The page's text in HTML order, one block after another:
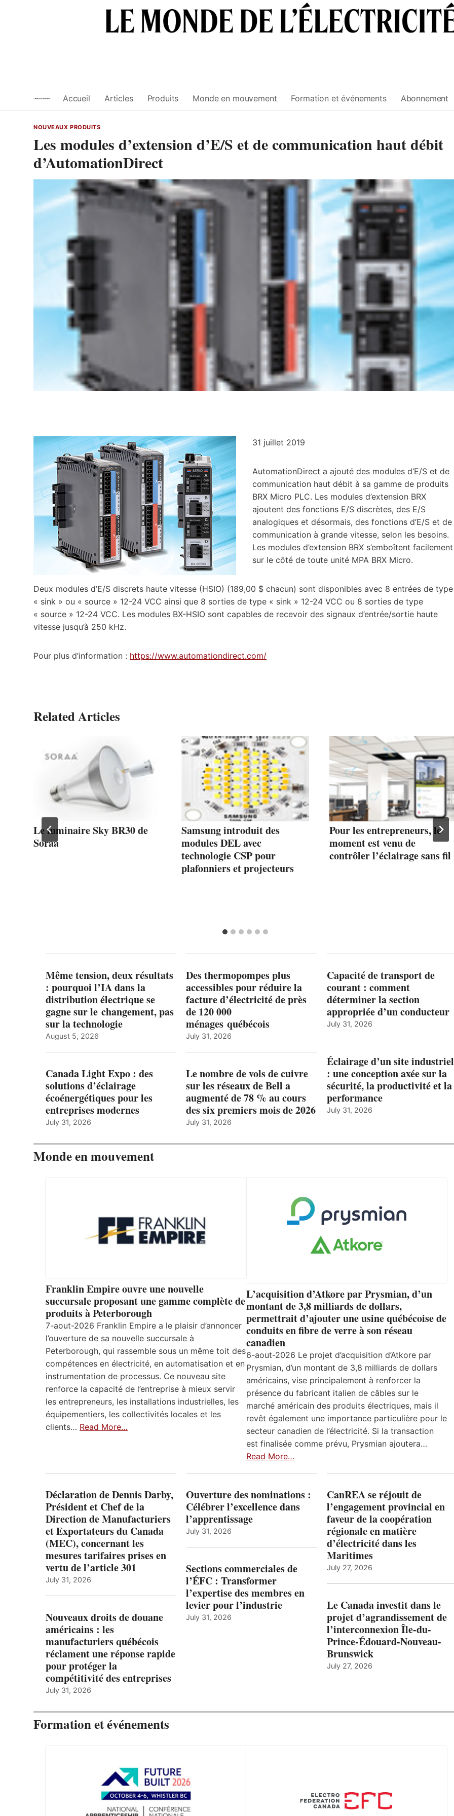
Accueil Articles Produits Monde en mouvement Formation et événements Abonnement
NOUVEAUX PRODUITS
Les modules d’extension d’E/S et de communication haut débit
d’AutomationDirect
31 juillet 2019
AutomationDirect a ajouté des modules d’E/S et de
communication haut débit à sa gamme de produits
BRX Micro PLC. Les modules d’extension BRX
ajoutent des fonctions E/S discrètes, des E/S
analogiques et désormais, des fonctions d’E/S et de
communication à grande vitesse, selon les besoins.
Les modules d’extension BRX s’emboîtent facilement
sur le côté de toute unité MPA BRX Micro.
Deux modules d’E/S discrets haute vitesse (HSIO) (189,00 $ chacun) sont disponibles avec 8 entrées de type
« sink » ou « source » 12-24 VCC ainsi que 8 sorties de type « sink » 12-24 VCC ou 8 sorties de type
« source » 12-24 VCC. Les modules BX-HSIO sont capables de recevoir des signaux d’entrée/sortie haute
vitesse jusqu’à 250 kHz.
Pour plus d’information : https://www.automationdirect.com/
Related Articles
Le luminaire Sky BR30 de
Soraa
Samsung introduit des
modules DEL avec
technologie CSP pour
plafonniers et projecteurs
Pour les entrepreneurs, le
moment est venu de
contrôler l’éclairage sans fil
Même tension, deux résultats
: pourquoi l’IA dans la
distribution électrique se
gagne sur le changement, pas
sur la technologie
August 5, 2026
Canada Light Expo : des
solutions d’éclairage
écoénergétiques pour les
entreprises modernes
July 31, 2026
Des thermopompes plus
accessibles pour réduire la
facture d’électricité de près
de 120 000
ménages québécois
July 31, 2026
Le nombre de vols de cuivre
sur les réseaux de Bell a
augmenté de 78 % au cours
des six premiers mois de 2026
July 31, 2026
Capacité de transport de
courant : comment
déterminer la section
appropriée d’un conducteur
July 31, 2026
Éclairage d’un site industriel
: une conception axée sur la
sécurité, la productivité et la
performance
July 31, 2026
Monde en mouvement
Franklin Empire ouvre une nouvelle
succursale proposant une gamme complète de
produits à Peterborough
7-aout-2026 Franklin Empire a le plaisir d’annoncer
l’ouverture de sa nouvelle succursale à
Peterborough, qui rassemble sous un même toit des
compétences en électricité, en automatisation et en
instrumentation de processus. Ce nouveau site
renforce la capacité de l’entreprise à mieux servir
les entrepreneurs, les installations industrielles, les
équipementiers, les collectivités locales et les
clients… Read More…
L’acquisition d’Atkore par Prysmian, d’un
montant de 3,8 milliards de dollars,
permettrait d’ajouter une usine québécoise de
conduits en fibre de verre à son réseau
canadien
6-aout-2026 Le projet d’acquisition d’Atkore par
Prysmian, d’un montant de 3,8 milliards de dollars
américains, vise principalement à renforcer la
présence du fabricant italien de câbles sur le
marché américain des produits électriques, mais il
revêt également une importance particulière pour le
secteur canadien de l’électricité. Si la transaction
est finalisée comme prévu, Prysmian ajoutera…
Read More…
Déclaration de Dennis Darby,
Président et Chef de la
Direction de Manufacturiers
et Exportateurs du Canada
(MEC), concernant les
mesures tarifaires prises en
vertu de l’article 301
July 31, 2026
Nouveaux droits de douane
américains : les
manufacturiers québécois
réclament une réponse rapide
pour protéger la
compétitivité des entreprises
July 31, 2026
Ouverture des nominations :
Célébrer l’excellence dans
l’apprentissage
July 31, 2026
Sections commerciales de
l’ÉFC : Transformer
l’expertise des membres en
levier pour l’industrie
July 31, 2026
CanREA se réjouit de
l’engagement provincial en
faveur de la coopération
régionale en matière
d’électricité dans les
Maritimes
July 27, 2026
Le Canada investit dans le
projet d’agrandissement de
l’interconnexion Île-du-
Prince-Édouard-Nouveau-
Brunswick
July 27, 2026
Formation et événements